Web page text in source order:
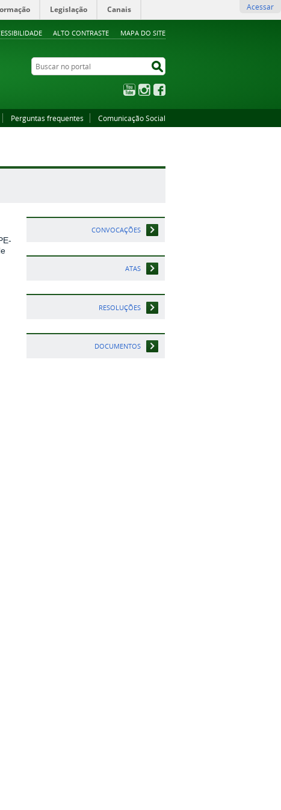
ALTO CONTRASTE MAPA DO SITE
Legislação Canais Acessar
Buscar no portal
YouTubeInstagram
Perguntas frequentes Comunicação Social
CONVOCAÇÕES
ATAS
RESOLUÇÕES
DOCUMENTOS